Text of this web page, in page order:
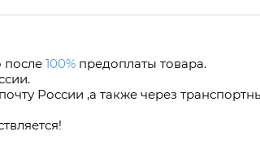
после 100% предоплаты товара.
России ,а также через